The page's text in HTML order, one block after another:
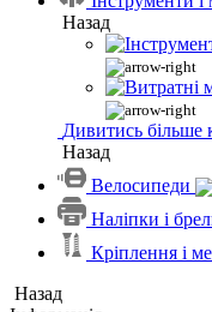
Назад
Дивитись більше
Назад
Велосипеди
Наліпки і
Кріплення і
Назад